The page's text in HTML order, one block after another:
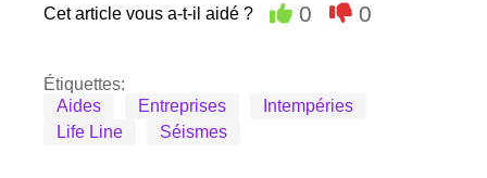
Cet article vous a-t-il aidé ? 0 0
Étiquettes:
Aides
Entreprises
Intempéries
Life Line
Séismes